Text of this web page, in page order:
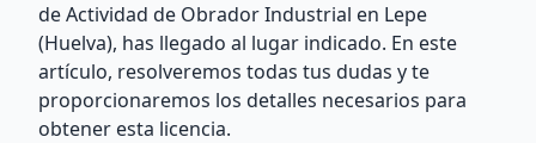
de Actividad de Obrador Industrial en Lepe
(Huelva), has llegado al lugar indicado. En este
artículo, resolveremos todas tus dudas y te
proporcionaremos los detalles necesarios para
obtener esta licencia.